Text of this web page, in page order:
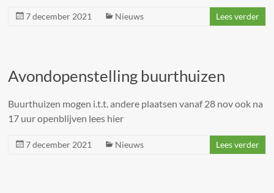
7 december 2021 Nieuws Lees verder
Avondopenstelling buurthuizen
Buurthuizen mogen i.t.t. andere plaatsen vanaf 28 nov ook na
17 uur openblijven lees hier
7 december 2021 Nieuws Lees verder